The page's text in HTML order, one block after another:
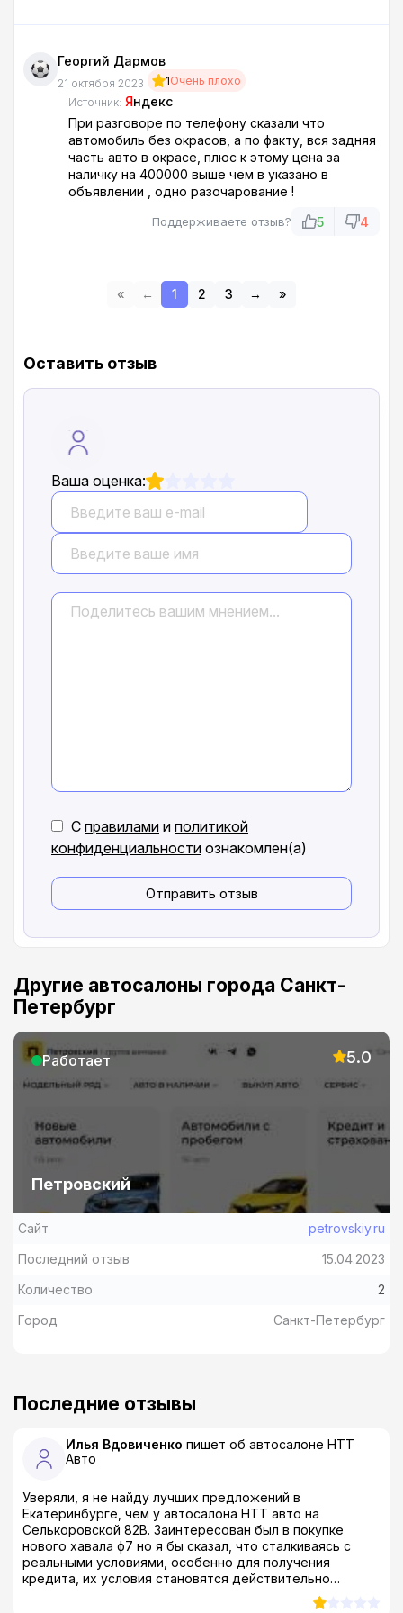
Георгий Дармов
21 октября 2023 1Очень плохо
Источник: Яндекс
При разговоре по телефону сказали что
автомобиль без окрасов, а по факту, вся задняя
часть авто в окрасе, плюс к этому цена за
наличку на 400000 выше чем в указано в
объявлении , одно разочарование !
Поддерживаете отзыв? 5 4
« ← 1 2 3 → »
Оставить отзыв
Ваша оценка:
С правилами и политикой
конфиденциальности ознакомлен(а)
Отправить отзыв
Другие автосалоны города Санкт-
Петербург
Работает 5.0
Петровский
Сайт
petrovskiy.ru
Последний отзыв
15.04.2023
Количество
2
Город
Санкт-Петербург
Последние отзывы
Илья Вдовиченко пишет об автосалоне НТТ
Авто
Уверяли, я не найду лучших предложений в
Екатеринбурге, чем у автосалона НТТ авто на
Селькоровской 82В. Заинтересован был в покупке
нового хавала ф7 но я бы сказал, что сталкиваясь с
реальными условиями, особенно для получения
кредита, их условия становятся действительно
беспределом! Сотрудники обещают выгодные условия